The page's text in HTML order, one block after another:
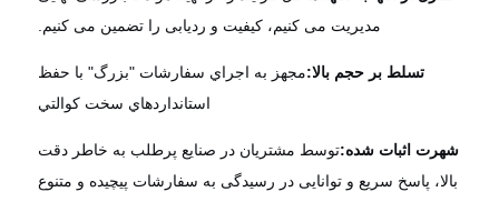
مدیریت می کنیم، کیفیت و ردیابی را تضمین می کنیم.
تسلط بر حجم بالا:مجهز به اجراي سفارشات "بزرگ" با حفظ
استانداردهاي سخت کوالتي
شهرت اثبات شده: توسط مشتریان در صنایع پرطلب به خاطر دقت
بالا، پاسخ سریع و توانایی در رسیدگی به سفارشات پیچیده و متنوع